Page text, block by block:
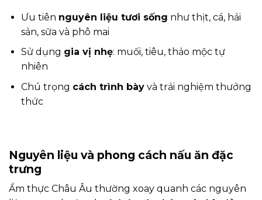
Ưu tiên nguyên liệu tươi sống như thịt, cá, hải
sản, sữa và phô mai
Sử dụng gia vị nhẹ: muối, tiêu, thảo mộc tự
nhiên
Chú trọng cách trình bàyvà trải nghiệm thưởng
thức
Nguyên liệu và phong cách nấu ăn đặc
trưng
Ẩm thực Châu Âu thường xoay quanh các nguyên